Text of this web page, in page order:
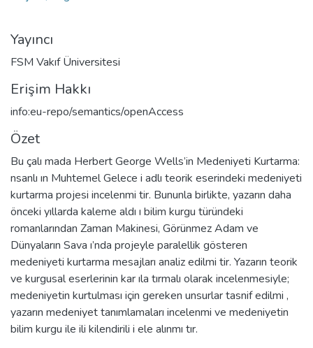
Yayıncı
FSM Vakıf Üniversitesi
Erişim Hakkı
info:eu-repo/semantics/openAccess
Özet
Bu çalı mada Herbert George Wells’in Medeniyeti Kurtarma:
nsanlı ın Muhtemel Gelece i adlı teorik eserindeki medeniyeti
kurtarma projesi incelenmi tir. Bununla birlikte, yazarın daha
önceki yıllarda kaleme aldı ı bilim kurgu türündeki
romanlarından Zaman Makinesi, Görünmez Adam ve
Dünyaların Sava ı’nda projeyle paralellik gösteren
medeniyeti kurtarma mesajları analiz edilmi tir. Yazarın teorik
ve kurgusal eserlerinin kar ıla tırmalı olarak incelenmesiyle;
medeniyetin kurtulması için gereken unsurlar tasnif edilmi ,
yazarın medeniyet tanımlamaları incelenmi ve medeniyetin
bilim kurgu ile ili kilendirili i ele alınmı tır.